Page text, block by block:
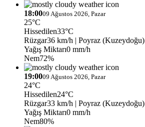
18:0009 Ağustos 2026, Pazar
25°C
Hissedilen33°C
Rüzgar36 km/h | Poyraz (Kuzeydoğu)
Yağış Miktarı0 mm/h
Nem72%
19:0009 Ağustos 2026, Pazar
24°C
Hissedilen24°C
Rüzgar33 km/h | Poyraz (Kuzeydoğu)
Yağış Miktarı0 mm/h
Nem80%